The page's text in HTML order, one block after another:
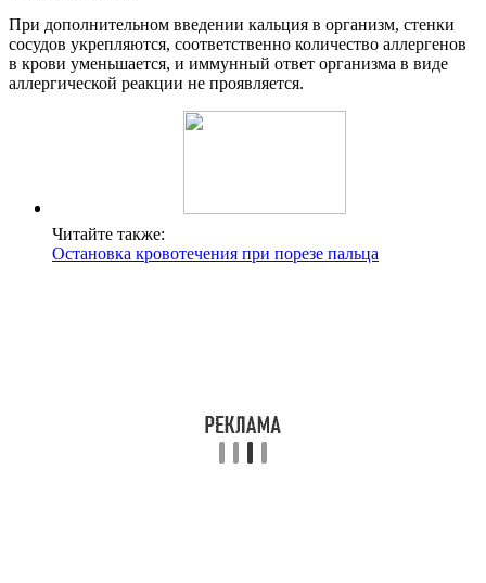
При дополнительном введении кальция в организм, стенки
сосудов укрепляются, соответственно количество аллергенов
в крови уменьшается, и иммунный ответ организма в виде
аллергической реакции не проявляется.
Читайте также:
Остановка кровотечения при порезе пальца